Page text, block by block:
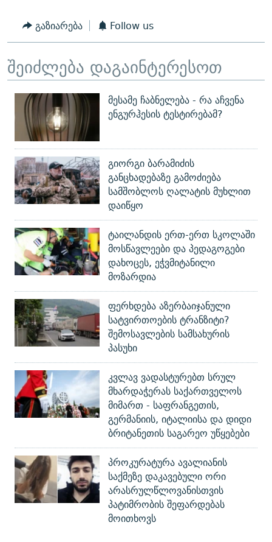
გაზიარება Follow us
შეიძლება დაგაინტერესოთ
მესამე ჩაბნელება - რა აჩვენა
ენგურჰესის ტესტირებამ?
გიორგი ბარამიძის
განცხადებაზე გამოძიება
სამშობლოს ღალატის მუხლით
დაიწყო
ტაილანდის ერთ-ერთ სკოლაში
მოსწავლეები და პედაგოგები
დახოცეს, ეჭვმიტანილი
მოზარდია
ფერხდება აზერბაიჯანული
სატვირთოების ტრანზიტი?
შემოსავლების სამსახურის
პასუხი
კვლავ ვადასტურებთ სრულ
მხარდაჭერას საქართველოს
მიმართ - საფრანგეთის,
გერმანიის, იტალიისა და დიდი
ბრიტანეთის საგარეო უწყებები
პროკურატურა ავალიანის
საქმეზე დაკავებული ორი
არასრულწლოვანისთვის
პატიმრობის შეფარდებას
მოითხოვს